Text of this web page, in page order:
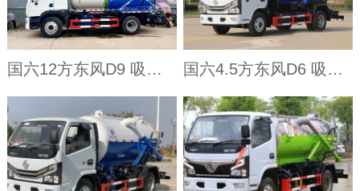
国六12方东风D9 吸污车 国六4.5方东风D6 吸污车